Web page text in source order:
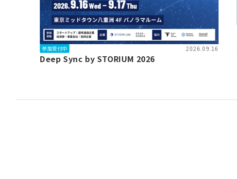
参加受付中 2026.09.16
Deep Sync by STORIUM 2026